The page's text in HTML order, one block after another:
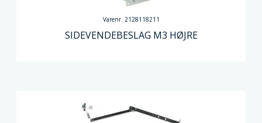
Varenr. 2128118211
SIDEVENDEBESLAG M3 HØJRE